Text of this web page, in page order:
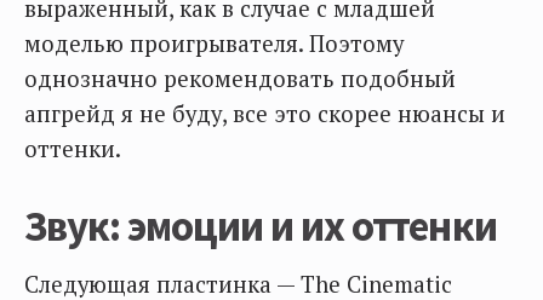
выраженный, как в случае с младшей
моделью проигрывателя. Поэтому
однозначно рекомендовать подобный
апгрейд я не буду, все это скорее нюансы и
оттенки.
Звук: эмоции и их оттенки
Следующая пластинка — The Cinematic